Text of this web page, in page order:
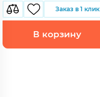
Заказ в 1 клик
В корзину